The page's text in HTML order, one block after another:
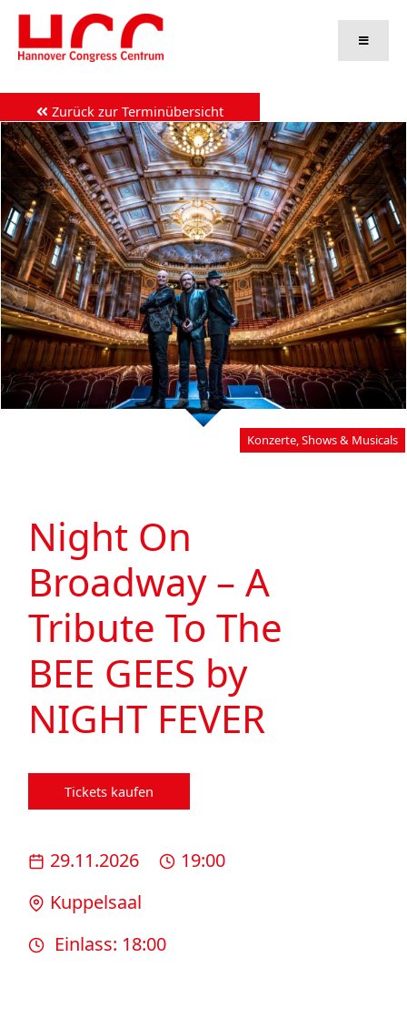
springen
Zurück zur Terminübersicht
Konzerte, Shows & Musicals
Night On
Broadway – A
Tribute To The
BEE GEES by
NIGHT FEVER
Tickets kaufen
29.11.2026
19:00
Kuppelsaal
Einlass: 18:00